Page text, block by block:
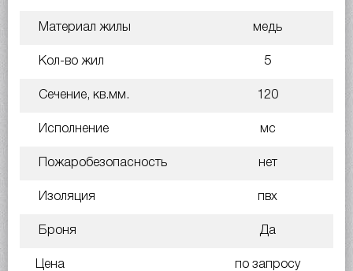
Материал жилы медь
Кол-во жил 5
Сечение, кв.мм. 120
Исполнение мс
Пожаробезопасность нет
Изоляция пвх
Броня Да
Цена по запросу